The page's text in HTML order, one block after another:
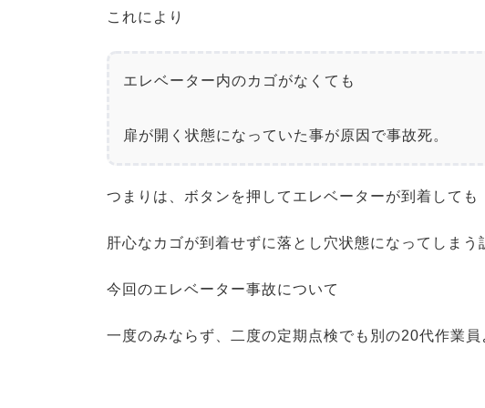
これにより
エレベーター内のカゴがなくても
扉が開く状態になっていた事が原因で事故死。
つまりは、ボタンを押してエレベーターが到着しても
肝心なカゴが到着せずに落とし穴状態になってしまう
今回のエレベーター事故について
一度のみならず、二度の定期点検でも別の20代作業員